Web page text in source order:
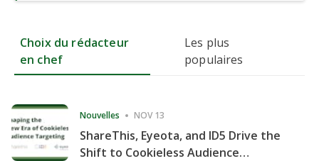
Choix du rédacteur
en chef
Les plus
populaires
Nouvelles NOV 13
ShareThis, Eyeota, and ID5 Drive the
Shift to Cookieless Audience